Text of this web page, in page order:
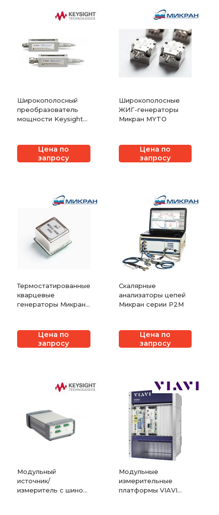
Широкополосный
преобразователь
мощности Keysight
Цена по
запросу
Широкополосные
ЖИГ-генераторы
Микран MYTO
Цена по
запросу
Термостатированные
кварцевые
генераторы Микран
Цена по
запросу
Скалярные
анализаторы цепей
Микран серии Р2М
Цена по
запросу
Модульный
источник/
измеритель с шиной
Модульные
измерительные
платформы VIAVI